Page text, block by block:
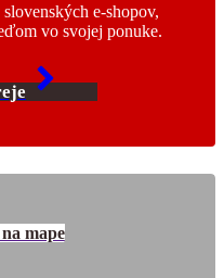
e-shopov,
vo svojej ponuke.
mape